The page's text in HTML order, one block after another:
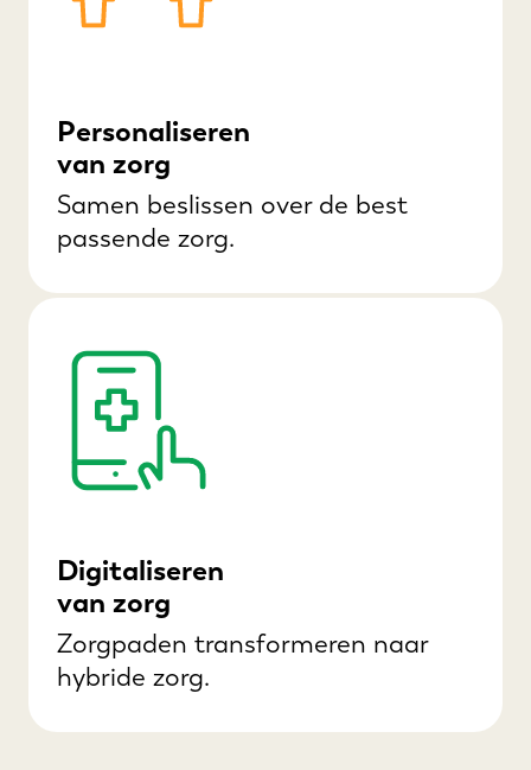
Personaliseren
van zorg
Samen beslissen over de best
passende zorg.
Digitaliseren
van zorg
Zorgpaden transformeren naar
hybride zorg.